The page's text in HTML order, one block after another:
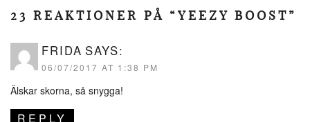
23 REAKTIONER PÅ “YEEZY BOOST”
FRIDA SAYS:
06/07/2017 AT 1:38 PM
Älskar skorna, så snygga!
REPLY